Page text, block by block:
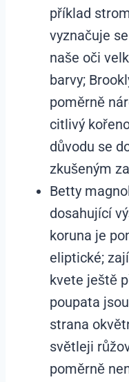
příklad
vyznačuje
naše oči
barvy;
poměrně
citlivý
důvodu se
zkušeným
Betty
dosahující
koruna je
eliptické;
kvete ještě
poupata
strana
světleji
poměrně